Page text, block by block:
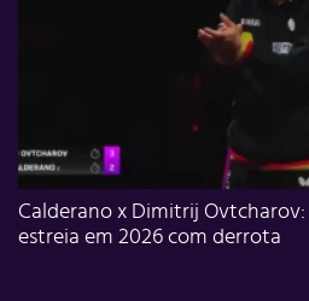
Calderano x Dimitrij
estreia em 2026 com derrota